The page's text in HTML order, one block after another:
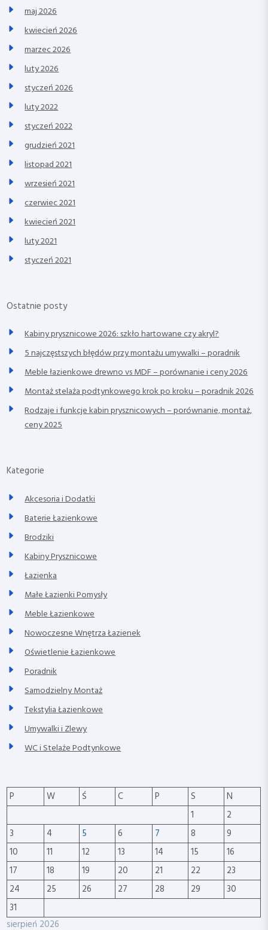
maj 2026
kwiecień 2026
marzec 2026
luty 2026
styczeń 2026
luty 2022
styczeń 2022
grudzień 2021
listopad 2021
wrzesień 2021
czerwiec 2021
kwiecień 2021
luty 2021
styczeń 2021
Ostatnie posty
Kabiny prysznicowe 2026: szkło hartowane czy akryl?
5 najczęstszych błędów przy montażu umywalki – poradnik
Meble łazienkowe drewno vs MDF – porównanie i ceny 2026
Montaż stelaża podtynkowego krok po kroku – poradnik 2026
Rodzaje i funkcje kabin prysznicowych – porównanie, montaż,
ceny 2025
Kategorie
Akcesoria i Dodatki
Baterie Łazienkowe
Brodziki
Kabiny Prysznicowe
Łazienka
Małe Łazienki Pomysły
Meble Łazienkowe
Nowoczesne Wnętrza Łazienek
Oświetlenie Łazienkowe
Poradnik
Samodzielny Montaż
Tekstylia Łazienkowe
Umywalki i Zlewy
WC i Stelaże Podtynkowe
sierpień 2026
P W Ś C P S
N
1
2
3
4 5 6 7 8
9
10
11 12 13 14 15
16
17
18 19 20 21 22
23
24
25 26 27 28 29
30
31